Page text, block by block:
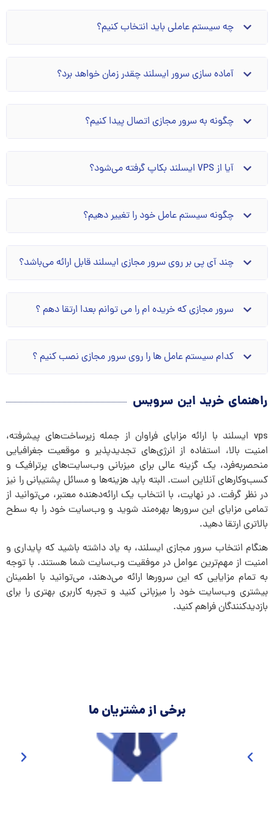
چه سیستم عاملی باید انتخاب کنیم؟
آماده سازی سرور ایسلند چقدر زمان خواهد برد؟
چگونه به سرور مجازی اتصال پیدا کنیم؟
آیا از VPS ایسلند بکاپ گرفته می‌شود؟
چگونه سیستم عامل خود را تغییر دهیم؟
چند آی پی بر روی سرور مجازی ایسلند قابل ارائه می‌باشد؟
سرور مجازی که خریده ام را می توانم بعدا ارتقا دهم ؟
کدام سیستم عامل ها را روی سرور مجازی نصب کنیم ؟
راهنمای خرید این سرویس
vps ایسلند با ارائه مزایای فراوان از جمله زیرساخت‌های پیشرفته،
امنیت بالا، استفاده از انرژی‌های تجدیدپذیر و موقعیت جغرافیایی
منحصربه‌فرد، یک گزینه عالی برای میزبانی وب‌سایت‌های پرترافیک و
کسب‌وکارهای آنلاین است. البته باید هزینه‌ها و مسائل پشتیبانی را نیز
در نظر گرفت. در نهایت، با انتخاب یک ارائه‌دهنده معتبر، می‌توانید از
تمامی مزایای این سرورها بهره‌مند شوید و وب‌سایت خود را به سطح
بالاتری ارتقا دهید.
هنگام انتخاب سرور مجازی ایسلند، به یاد داشته باشید که پایداری و
امنیت از مهم‌ترین عوامل در موفقیت وب‌سایت شما هستند. با توجه
به تمام مزایایی که این سرورها ارائه می‌دهند، می‌توانید با اطمینان
بیشتری وب‌سایت خود را میزبانی کنید و تجربه کاربری بهتری را برای
بازدیدکنندگان فراهم کنید.
برخی از مشتریان ما